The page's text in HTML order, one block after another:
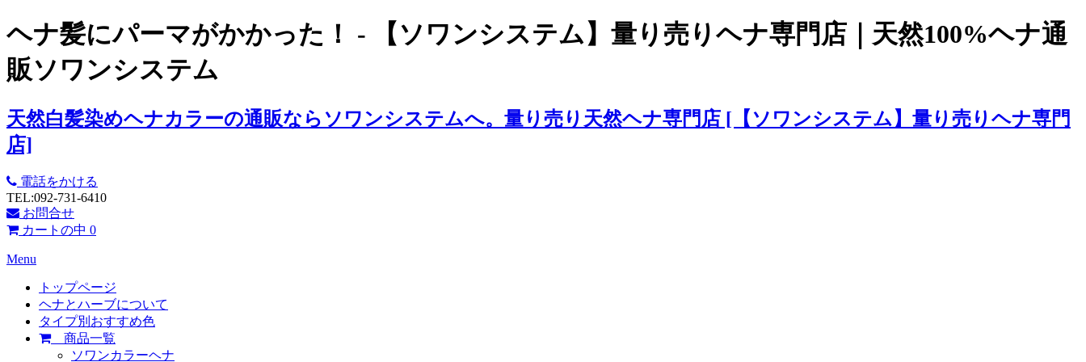
ヘナ髪にパーマがかかった！ - 【ソワンシステム】量り売りヘナ専門店｜天然100%ヘナ通
販ソワンシステム
天然白髪染めヘナカラーの通販ならソワンシステムへ。量り売り天然ヘナ専門店 [【ソワンシステム】量り売りヘナ専門
店]
電話をかける
TEL:092-731-6410
お問合せ
カートの中 0
Menu
トップページ
ヘナとハーブについて
タイプ別おすすめ色
商品一覧
ソワンカラーヘナ